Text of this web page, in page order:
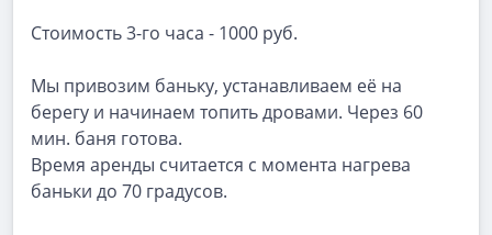
Стоимость 3-го часа - 1000 руб.
Мы привозим баньку, устанавливаем её на
берегу и начинаем топить дровами. Через 60
мин. баня готова.
Время аренды считается с момента нагрева
баньки до 70 градусов.